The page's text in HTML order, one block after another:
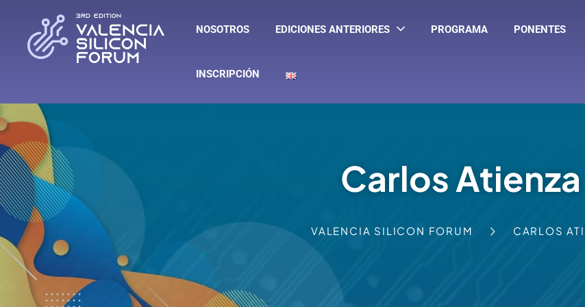
NOSOTROS EDICIONES ANTERIORES PROGRAMA PONENTES
INSCRIPCIÓN
Carlos Atienza
VALENCIA SILICON FORUM CARLOS